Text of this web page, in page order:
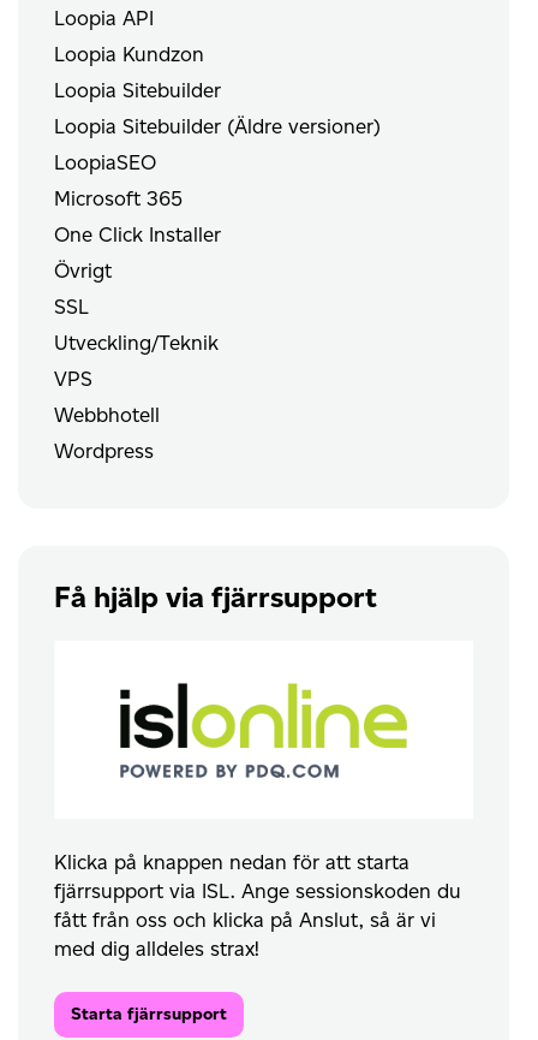
Loopia API
Loopia Kundzon
Loopia Sitebuilder
Loopia Sitebuilder (Äldre versioner)
LoopiaSEO
Microsoft 365
One Click Installer
Övrigt
SSL
Utveckling/Teknik
VPS
Webbhotell
Wordpress
Få hjälp via fjärrsupport
Klicka på knappen nedan för att starta
fjärrsupport via ISL. Ange sessionskoden du
fått från oss och klicka på Anslut, så är vi
med dig alldeles strax!
Starta fjärrsupport